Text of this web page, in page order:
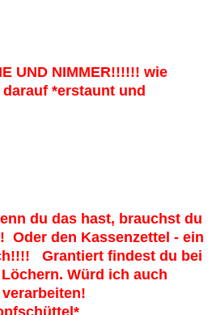
UND NIMMER!!!!!! wie
*erstaunt und
du das hast, brauchst du
Oder den Kassenzettel - ein
Grantiert findest du bei
Würd ich auch